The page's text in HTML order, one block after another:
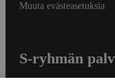
Muuta evästeasetuksia
S-ryhmän